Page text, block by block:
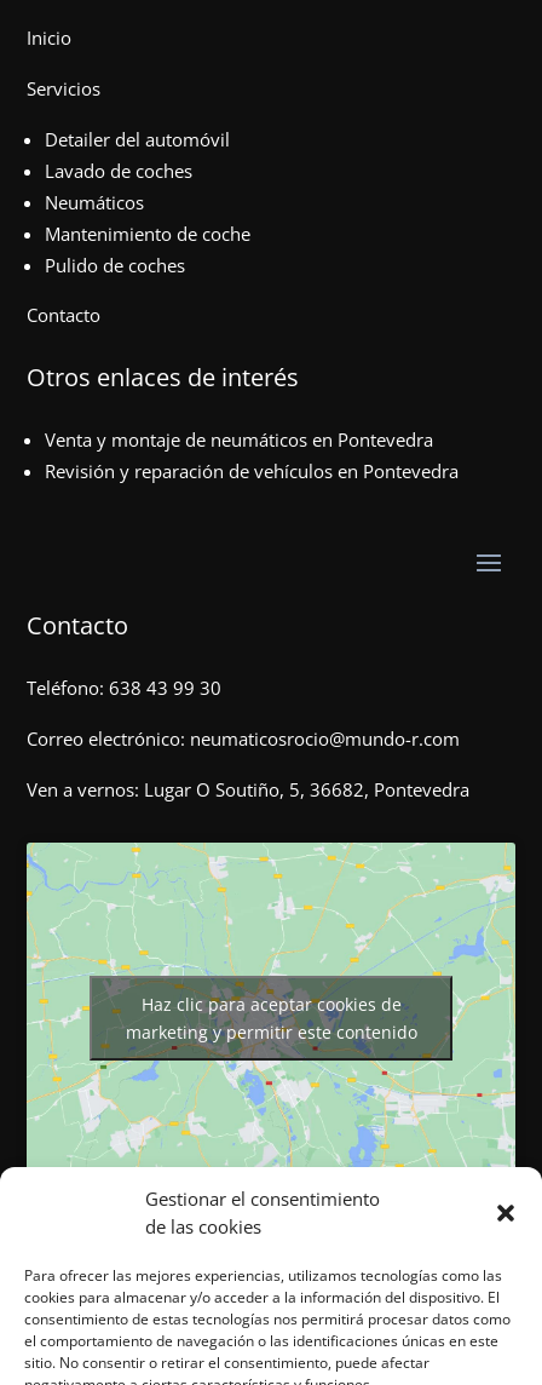
Gestionar el consentimiento
de las cookies
Para ofrecer las mejores experiencias, utilizamos tecnologías como las
cookies para almacenar y/o acceder a la información del dispositivo. El
consentimiento de estas tecnologías nos permitirá procesar datos como
el comportamiento de navegación o las identificaciones únicas en este
sitio. No consentir o retirar el consentimiento, puede afectar
Inicio
Servicios
Detailer del automóvil
Lavado de coches
Neumáticos
Mantenimiento de coche
Pulido de coches
Contacto
Otros enlaces de interés
Venta y montaje de neumáticos en Pontevedra
Revisión y reparación de vehículos en Pontevedra
Contacto
Teléfono:638 43 99 30
Correo electrónico: neumaticosrocio@mundo-r.com
Ven a vernos: Lugar O Soutiño, 5, 36682, Pontevedra
Haz clic para aceptar cookies de
marketing y permitir este contenido
Página web desarrollada por Cocina Tu Marca. Todos los
derechos reservados. ©